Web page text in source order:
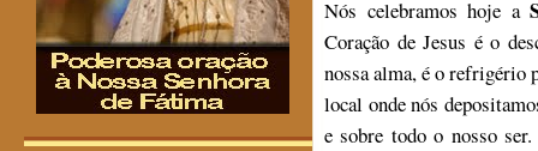
Nós celebramos hoje a
Coração de Jesus é o
nossa alma, é o refrigério
local onde nós
e sobre todo o nosso